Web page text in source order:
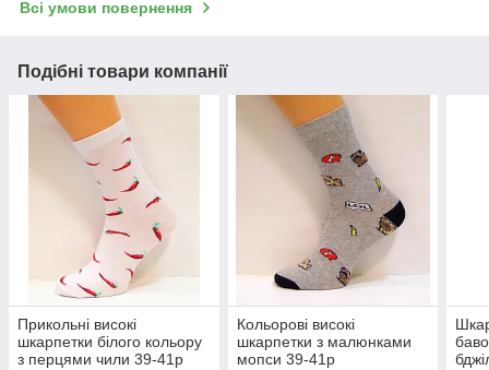
Всі умови повернення
Подібні товари компанії
Прикольні високі
шкарпетки білого кольору
з перцями чили 39-41р
Кольорові високі
шкарпетки з малюнками
мопси 39-41р